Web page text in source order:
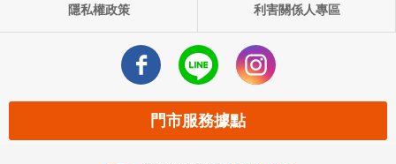
隱私權政策 利害關係人專區
門市服務據點